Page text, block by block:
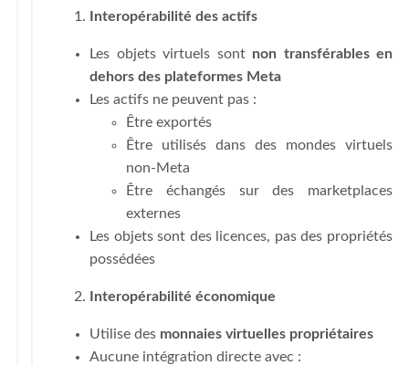
Interopérabilité des actifs
Les objets virtuels sont non transférables en
dehors des plateformes Meta
Les actifs ne peuvent pas :
Être exportés
Être utilisés dans des mondes virtuels
non-Meta
Être échangés sur des marketplaces
externes
Les objets sont des licences, pas des propriétés
possédées
Interopérabilité économique
Utilise des monnaies virtuelles propriétaires
Aucune intégration directe avec :